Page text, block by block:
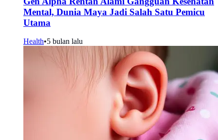
Mental, Dunia Maya Jadi Salah Satu Pemicu
Utama
Health•5 bulan lalu